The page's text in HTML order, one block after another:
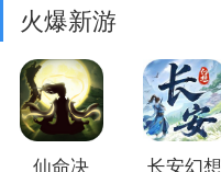
火爆新游
仙命决 长安幻想